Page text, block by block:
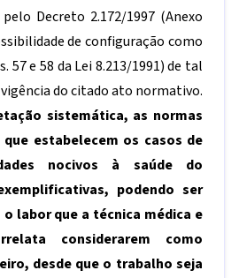
Decreto 2.172/1997 (Anexo
de configuração como
57 e 58 da Lei 8.213/1991) de tal
do citado ato normativo.
sistemática, as normas
estabelecem os casos de
nocivos à saúde do
podendo ser
labor que a técnica médica e
considerarem como
desde que o trabalho seja